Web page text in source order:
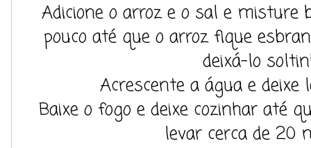
Adicione o arroz e o sal e
pouco até que o arroz fique
deixá-lo
Acrescente a água e
Baixe o fogo e deixe cozinhar até
levar cerca de 20